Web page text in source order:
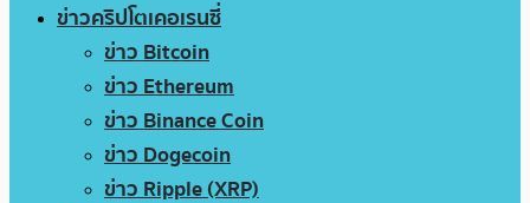
ข่าวคริปโตเคอเรนซี่
ข่าว Bitcoin
ข่าว Ethereum
ข่าว Binance Coin
ข่าว Dogecoin
ข่าว Ripple (XRP)